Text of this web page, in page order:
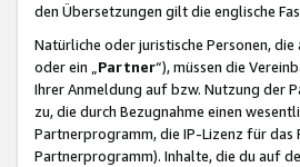
den Übersetzungen gilt die englische
Natürliche oder juristische Personen,
oder ein „Partner“), müssen die
Ihrer Anmeldung auf bzw. Nutzung der
zu, die durch Bezugnahme einen
Partnerprogramm, die IP-Lizenz für
Partnerprogramm). Inhalte, die du auf